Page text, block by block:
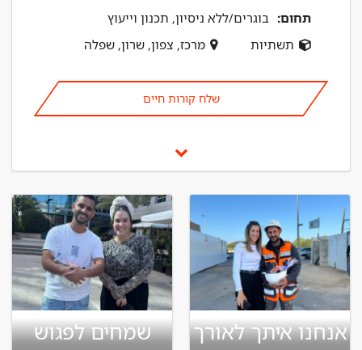
תחום: בוגרים/ללא ניסיון, תכנון וייעוץ
תשתיות
מרכז, צפון, שרון, שפלה
שלח קורות חיים
אנחנו איתך לאורך
שמחים לפגוש